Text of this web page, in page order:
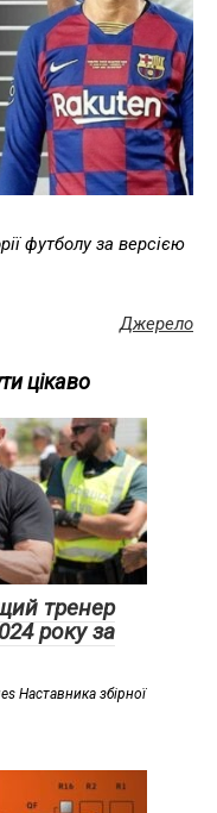
футболу за версією
Джерело
цікаво
тренер
року за
Наставника збірної